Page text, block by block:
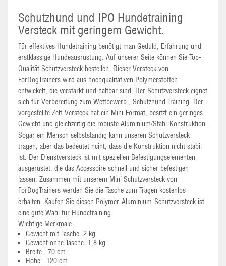
Schutzhund und IPO Hundetraining
Versteck mit geringem Gewicht.
Für effektives Hundetraining benötigt man Geduld, Erfahrung und
erstklassige Hundeausrüstung. Auf unserer Seite können Sie Top-
Qualität Schutzversteck bestellen. Dieser Versteck von
ForDogTrainers wird aus hochqualitativen Polymerstoffen
entwickelt, die verstärkt und haltbar sind. Der Schutzversteck eignet
sich für Vorbereitung zum Wettbewerb , Schutzhund Training. Der
vorgestellte Zelt-Versteck hat ein Mini-Format, besitzt ein geringes
Gewicht und gleichzeitig die robuste Aluminium/Stahl-Konstruktion.
Sogar ein Mensch selbstständig kann unseren Schutzversteck
tragen, aber das bedeutet nciht, dass die Konstruktion nicht stabil
ist. Der Dienstversteck ist mit speziellen Befestigungselementen
ausgerüstet, die das Accessoire schnell und sicher befestigen
lassen. Zusammen mit unserem Mini Schutzversteck von
ForDogTrainers werden Sie die Tasche zum Tragen kostenlos
erhalten. Kaufen Sie diesen Polymer-Aluminium-Schutzversteck ist
eine gute Wahl für Hundetraining.
Wichtige Merkmale:
Gewicht mit Tasche :2 kg
Gewicht ohne Tasche :1,8 kg
Breite : 70 cm
Höhe : 120 cm